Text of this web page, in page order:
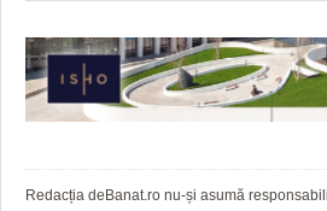
HARTA TIMIŞOAREI
LICEE, ŞCOLI ŞI GRĂDINIŢE DIN
PRIMĂRIILE DIN TIMIŞ
SFATURI JURIDICE
Redacția deBanat.ro nu-și asumă